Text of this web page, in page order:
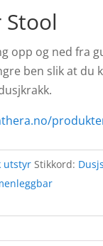
opp og ned fra
ben slik at du
utstyr Stikkord: